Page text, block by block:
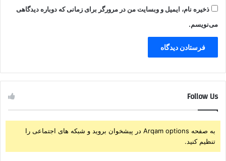
ذخیره نام، ایمیل و وبسایت من در مرورگر برای زمانی که دوباره دیدگاهی
می‌نویسم.
Follow Us
به صفحه Arqam options در پیشخوان بروید و شبکه های اجتماعی را
تنظیم کنید.